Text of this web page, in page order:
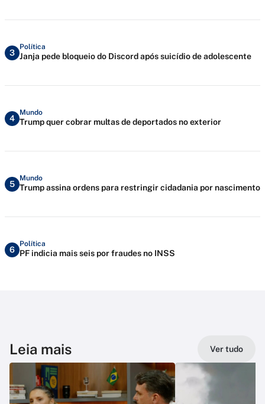
3
Política
Janja pede bloqueio do Discord após suicídio de adolescente
4
Mundo
Trump quer cobrar multas de deportados no exterior
5
Mundo
Trump assina ordens para restringir cidadania por nascimento
6
Política
PF indicia mais seis por fraudes no INSS
Leia mais Ver tudo